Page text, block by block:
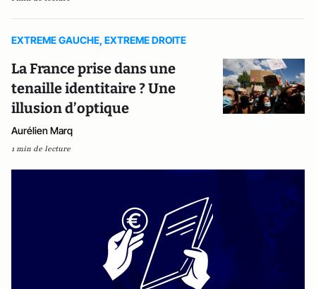
EXTREME GAUCHE, EXTREME DROITE
La France prise dans une
tenaille identitaire ? Une
illusion d’optique
Aurélien Marq
1 min de lecture